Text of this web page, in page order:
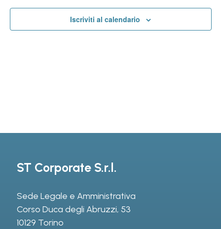
Iscriviti al calendario
ST Corporate S.r.l.
Sede Legale e Amministrativa
Corso Duca degli Abruzzi, 53
10129 Torino